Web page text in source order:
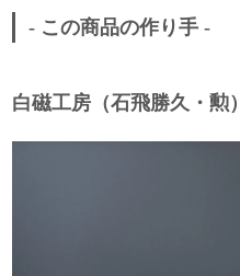
- この商品の作り手 -
白磁工房（石飛勝久・勲）